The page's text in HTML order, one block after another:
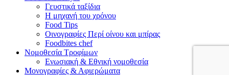
Γευστικά ταξίδια
Η μηχανή του χρόνου
Food Tips
Οινογραφίες Περί οίνου και μπίρας
Foodbites chef
Νομοθεσία Τροφίμων
Ενωσιακή & Εθνική νομοθεσία
Μονογραφίες & Αφιερώματα